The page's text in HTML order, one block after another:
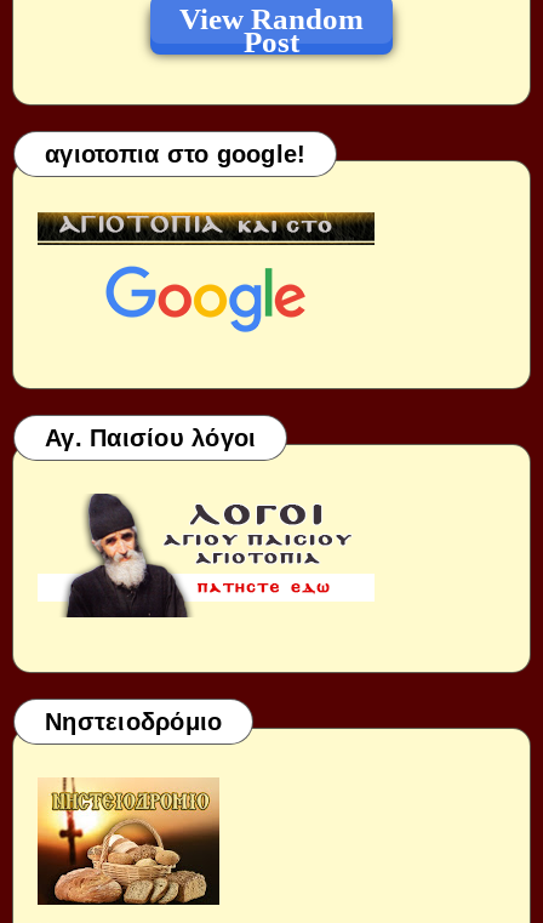
View Random
Post
αγιοτοπια στο google!
Αγ. Παισίου λόγοι
Νηστειοδρόμιο